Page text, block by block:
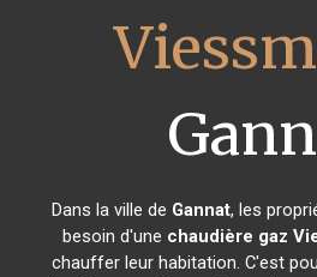
Dans la ville de Gannat, les
besoin d'une chaudière gaz
chauffer leur habitation. C'est